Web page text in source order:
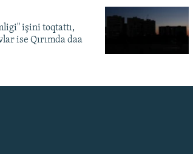
işini toqtattı,
ise Qırımda daa